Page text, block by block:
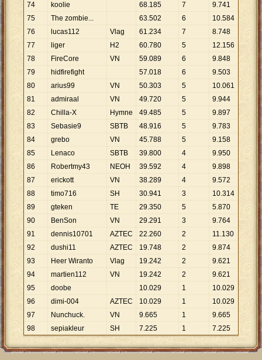
74
koolie 68.185 7 9.741
75
The zombie... 63.502 6 10.584
76
lucas112 Vlag 61.234 7 8.748
77
liger H2 60.780 5 12.156
78
FireCore VN 59.089 6 9.848
79
hidfirefight 57.018 6 9.503
80
arius99 VN 50.303 5 10.061
81
admiraal VN 49.720 5 9.944
82
Chilla-X Hymne 49.485 5 9.897
83
Sebasie9 SBTB 48.916 5 9.783
84
grebo VN 45.788 5 9.158
85
Lenaco SBTB 39.800 4 9.950
86
Robertmy43 NEOH 39.592 4 9.898
87
erickott VN 38.289 4 9.572
88
timo716 SH 30.941 3 10.314
89
gteken TE 29.350 5 5.870
90
BenSon VN 29.291 3 9.764
91
dennis10701 AZTEC 22.260 2 11.130
92
dushi11 AZTEC 19.748 2 9.874
93
Heer Wiranto Vlag 19.242 2 9.621
94
martien112 VN 19.242 2 9.621
95
doobe 10.029 1 10.029
96
dimi-004 AZTEC 10.029 1 10.029
97
Nunchuck. VN 9.665 1 9.665
98
sepiakleur SH 7.225 1 7.225